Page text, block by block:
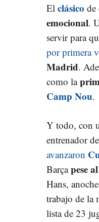
El clásico de
emocional.
servir para
por primera
Madrid.
como la
Camp Nou.
Y todo, con
entrenador
avanzaron
Barçapese
Hans,
trabajo de la
lista de 23